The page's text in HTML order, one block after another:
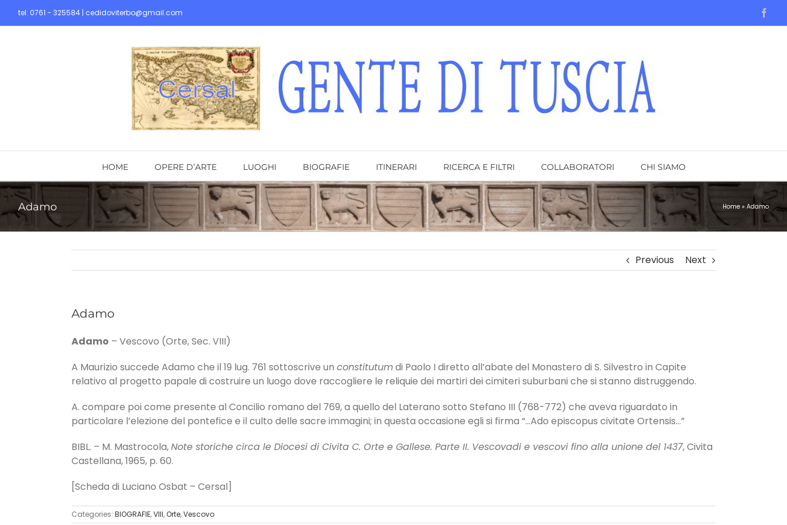
tel: 0761 - 325584 | cedidoviterbo@gmail.com
HOME OPERE D’ARTE LUOGHI BIOGRAFIE ITINERARI RICERCA E FILTRI COLLABORATORI CHI SIAMO
Adamo Home » Adamo
Previous Next
Adamo
Adamo – Vescovo (Orte, Sec. VIII)
A Maurizio succede Adamo che il 19 lug. 761 sottoscrive un constitutumdi Paolo I diretto all’abate del Monastero di S. Silvestro in Capite
relativo al progetto papale di costruire un luogo dove raccogliere le reliquie dei martiri dei cimiteri suburbani che si stanno distruggendo.
A. compare poi come presente al Concilio romano del 769, a quello del Laterano sotto Stefano III (768-772) che aveva riguardato in
particolare l’elezione del pontefice e il culto delle sacre immagini; in questa occasione egli si firma “…Ado episcopus civitate Ortensis…”
BIBL. – M. Mastrocola,Note storiche circa le Diocesi di Civita C. Orte e Gallese. Parte II. Vescovadi e vescovi fino alla unione del 1437, Civita
Castellana, 1965, p. 60.
[Scheda di Luciano Osbat – Cersal]
Categories: BIOGRAFIE,VIII,Orte,Vescovo